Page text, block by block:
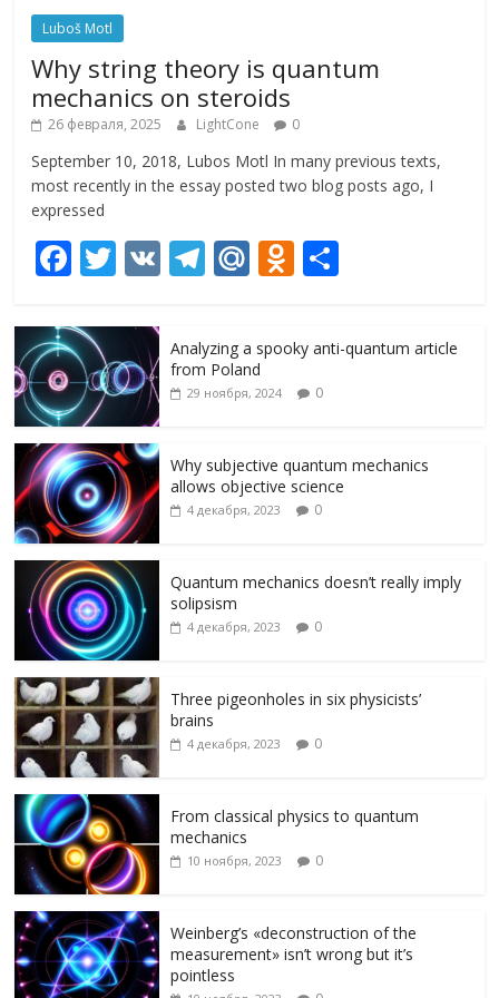
Luboš Motl
Why string theory is quantum
mechanics on steroids
26 февраля, 2025 LightCone 0
September 10, 2018, Lubos Motl In many previous texts,
most recently in the essay posted two blog posts ago, I
expressed
F
e
b
o
o
k
T
itt
er
V T
gr
a
M
R
u
O
n
o
kl
s
ni
р
и
т
Analyzing a spooky anti-quantum article
from Poland
29 ноября, 2024 0
Why subjective quantum mechanics
allows objective science
4 декабря, 2023 0
Quantum mechanics doesn’t really imply
solipsism
4 декабря, 2023 0
Three pigeonholes in six physicists’
brains
4 декабря, 2023 0
From classical physics to quantum
mechanics
10 ноября, 2023 0
Weinberg’s «deconstruction of the
measurement» isn’t wrong but it’s
pointless